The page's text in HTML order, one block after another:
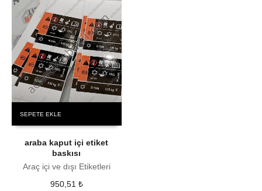
SEPETE EKLE
araba kaput içi etiket
baskısı
Araç içi ve dışı Etiketleri
950,51 ₺